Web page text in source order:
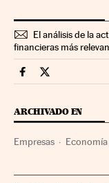
El análisis de la
financieras más
Companias Cinco
Companias
ARCHIVADO EN
Empresas Economía